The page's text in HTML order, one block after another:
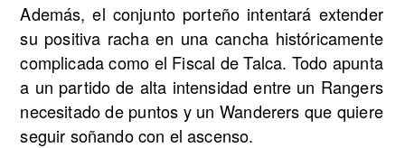
Además, el conjunto porteño intentará extender
su positiva racha en una cancha históricamente
complicada como el Fiscal de Talca. Todo apunta
a un partido de alta intensidad entre un Rangers
necesitado de puntos y un Wanderers que quiere
seguir soñando con el ascenso.